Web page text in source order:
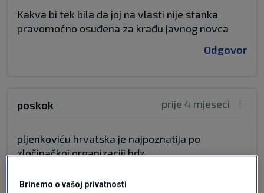
Kakva bi tek bila da joj na vlasti nije stanka
pravomoćno osuđena za krađu javnog novca
Odgovor
prije 4 mjeseci
poskok
pljenkoviću hrvatska je najpoznatija po
zločinačkoj organizaciji hdz
Brinemo o vašoj privatnosti